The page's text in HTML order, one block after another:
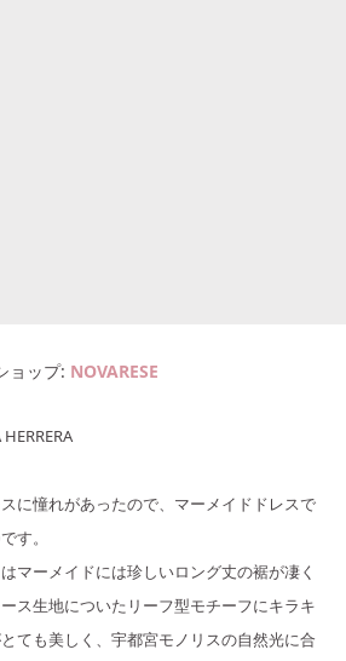
ョップ NOVARESE
に憧れがあったので、マーメイドドレスで
す。
マーメイドには珍しいロング丈の裾が凄く
ス生地についたリーフ型モチーフにキラキ
ても美しく、宇都宮モノリスの自然光に合